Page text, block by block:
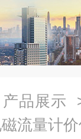
产品展示
流量计